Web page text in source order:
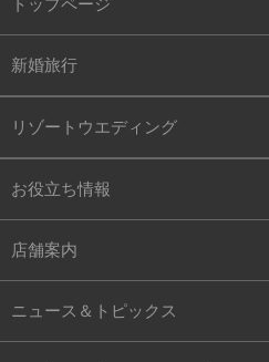
トップページ
新婚旅行
リゾートウエディング
お役立ち情報
店舗案内
ニュース＆トピックス